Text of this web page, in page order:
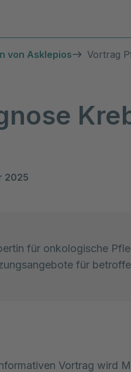
von Asklepios Vortrag
2025
für onkologische
für
Vortrag wird